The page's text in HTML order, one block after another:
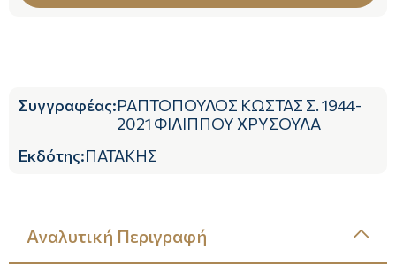
Συγγραφέας:ΡΑΠΤΟΠΟΥΛΟΣ ΚΩΣΤΑΣ Σ. 1944-
2021 ΦΙΛΙΠΠΟΥ ΧΡΥΣΟΥΛΑ
Εκδότης:ΠΑΤΑΚΗΣ
Αναλυτική Περιγραφή